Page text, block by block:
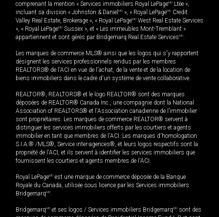
comprenant la mention « Services immobiliers Royal LePageMD Ltée »,
incluant sa division « Johnston & Daniel MD », « Royal LePageMD Credit
Valley Real Estate, Brokerage », « Royal LePageMD West Real Estate Services
», « Royal LePageMD Sussex », et « Les immeubles Mont-Tremblant »
appartiennent et sont gérés par Bridgemarq Real Estate ServicesMD.
Les marques de commerce MLS® ainsi que les logos qui s'y rapportent
désignent les services professionnels rendus par les membres
REALTORS® de l'ACI en vue de l'achat, de la vente et de la location de
biens immobiliers dans le cadre d'un système de vente collaborative.
REALTOR®, REALTORS® et le logo REALTOR® sont des marques
déposées de REALTOR® Canada Inc., une compagnie dont la National
Association of REALTORS® et l'Association canadienne de l’immobilier
sont propriétaires. Les marques de commerce REALTOR® servent à
distinguer les services immobiliers offerts par les courtiers et agents
immobilier en tant que membres de l'ACI. Les marques d'homologation
S.I.A.® /MLS®, Service inter-agences®, et leurs logos respectifs sont la
propriété de l'ACI, et ils servent à identifier les services immobiliers que
fournissent les courtiers et agents membres de l'ACI.
Royal LePageMD est une marque de commerce déposée de la Banque
Royale du Canada, utilisée sous licence par les Services immobiliers
BridgemarqMD.
BridgemarqMD et ses logos / Services immobiliers BridgemarqMD sont des